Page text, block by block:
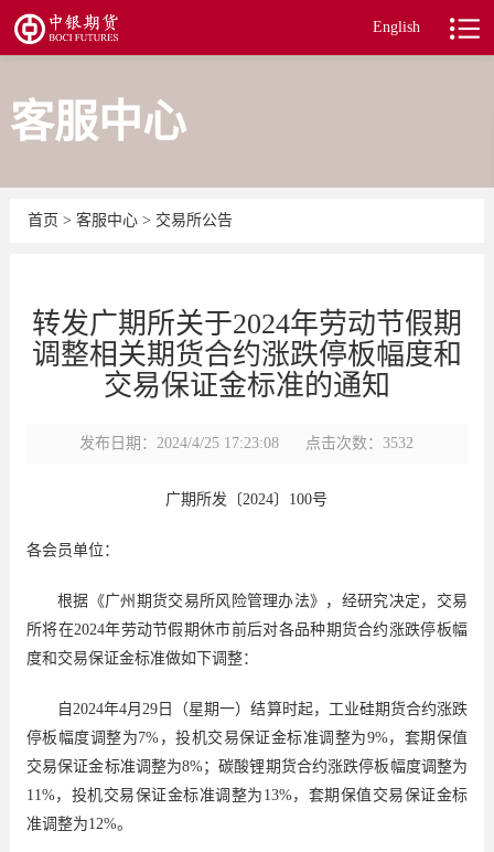
English
客服中心
首页 > 客服中心 > 交易所公告
转发广期所关于2024年劳动节假期
调整相关期货合约涨跌停板幅度和
交易保证金标准的通知
发布日期：2024/4/25 17:23:08 点击次数：3532
广期所发〔2024〕100号
各会员单位：
根据《广州期货交易所风险管理办法》，经研究决定，交易
所将在2024年劳动节假期休市前后对各品种期货合约涨跌停板幅
度和交易保证金标准做如下调整：
自 2024年4月29日（星期一）结算时起，工业硅期货合约涨跌
停板幅度调整为7%，投机交易保证金标准调整为9%，套期保值
交易保证金标准调整为8%；碳酸锂期货合约涨跌停板幅度调整为
11%，投机交易保证金标准调整为13%，套期保值交易保证金标
准调整为12%。